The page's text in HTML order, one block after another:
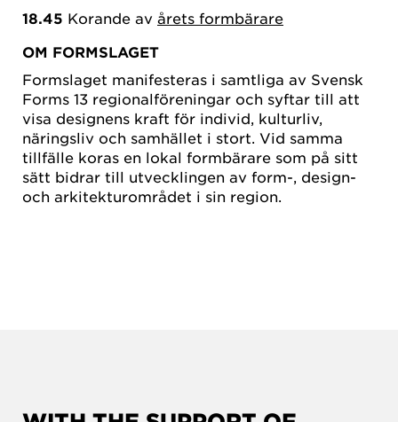
18.45 Korande av årets formbärare
OM FORMSLAGET
Formslaget manifesteras i samtliga av Svensk
Forms 13 regionalföreningar och syftar till att
visa designens kraft för individ, kulturliv,
näringsliv och samhället i stort. Vid samma
tillfälle koras en lokal formbärare som på sitt
sätt bidrar till utvecklingen av form-, design-
och arkitekturområdet i sin region.